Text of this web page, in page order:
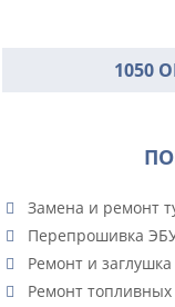
1050
Замена и ремонт
Перепрошивка
Ремонт и заглушка
Ремонт